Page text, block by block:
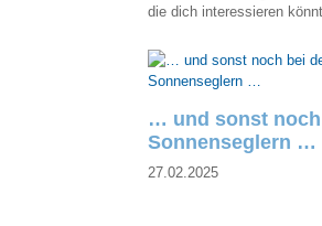
die dich interessieren
… und sonst
Sonnenseglern …
27.02.2025